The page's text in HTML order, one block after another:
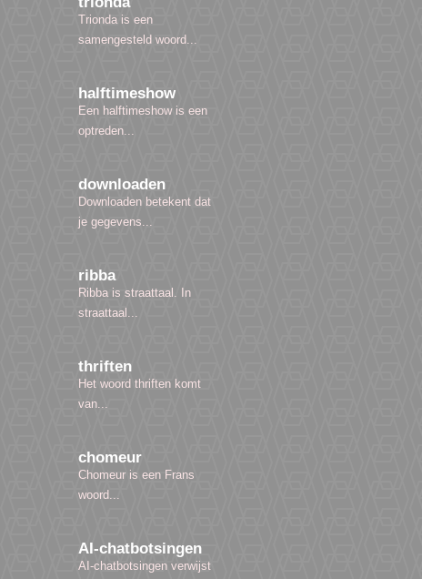
Trionda is een
samengesteld woord...
halftimeshow
Een halftimeshow is een
optreden...
downloaden
Downloaden betekent dat
je gegevens...
ribba
Ribba is straattaal. In
straattaal...
thriften
Het woord thriften komt
van...
chomeur
Chomeur is een Frans
woord...
AI-chatbotsingen
AI-chatbotsingen verwijst